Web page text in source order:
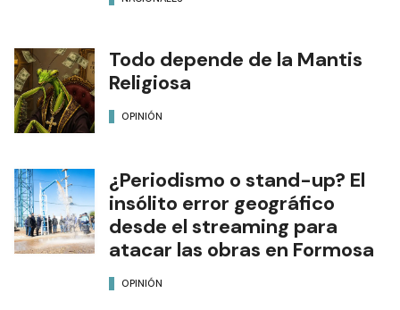
Todo depende de la Mantis
Religiosa
OPINIÓN
¿Periodismo o stand-up? El
insólito error geográfico
desde el streaming para
atacar las obras en Formosa
OPINIÓN